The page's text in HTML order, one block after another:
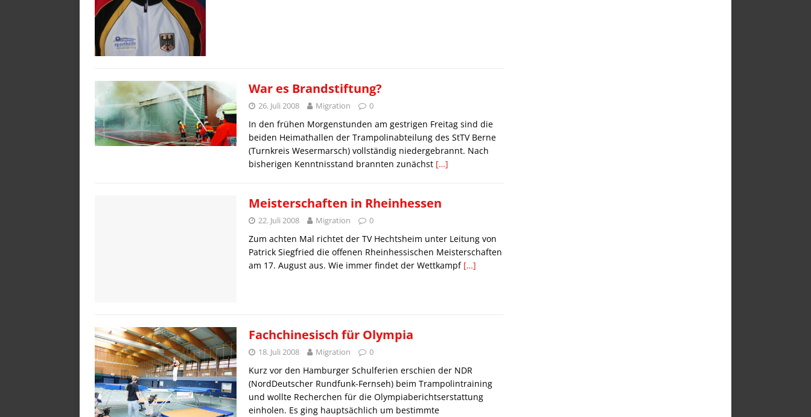
War es Brandstiftung?
26. Juli 2008 Migration 0
In den frühen Morgenstunden am gestrigen Freitag sind die
beiden Heimathallen der Trampolinabteilung des StTV Berne
(Turnkreis Wesermarsch) vollständig niedergebrannt. Nach
bisherigen Kenntnisstand brannten zunächst […]
Meisterschaften in Rheinhessen
22. Juli 2008 Migration 0
Zum achten Mal richtet der TV Hechtsheim unter Leitung von
Patrick Siegfried die offenen Rheinhessischen Meisterschaften
am 17. August aus. Wie immer findet der Wettkampf […]
Fachchinesisch für Olympia
18. Juli 2008 Migration 0
Kurz vor den Hamburger Schulferien erschien der NDR
(NordDeutscher Rundfunk-Fernseh) beim Trampolintraining
und wollte Recherchen für die Olympiaberichtserstattung
einholen. Es ging hauptsächlich um bestimmte